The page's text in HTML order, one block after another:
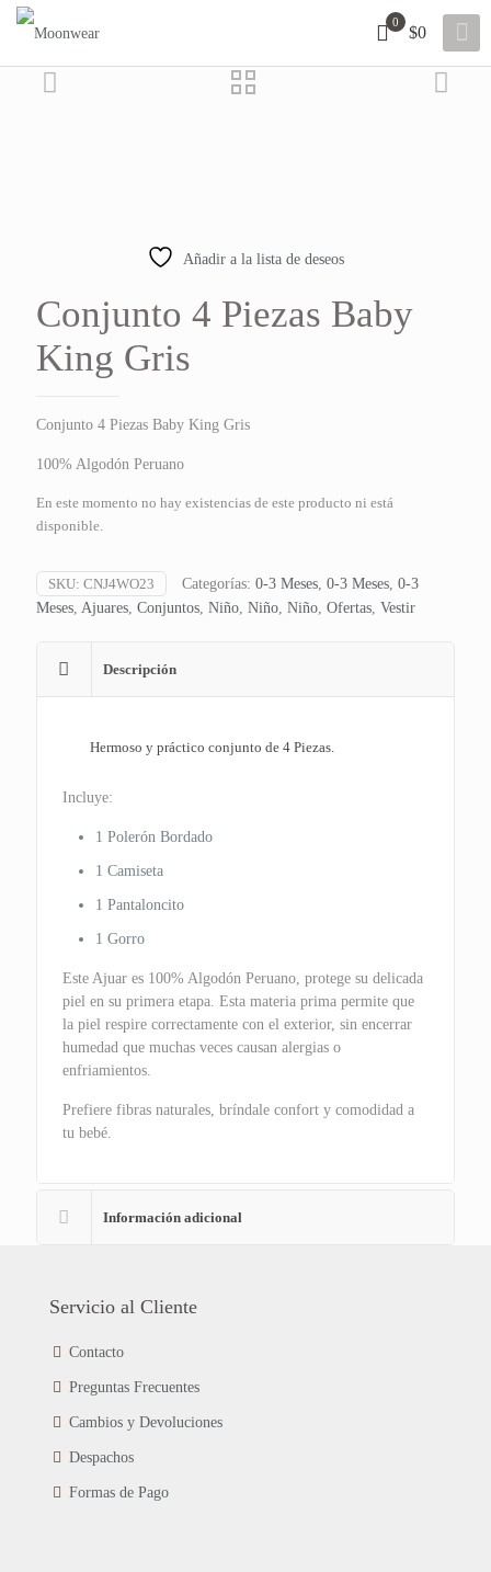
0
$0
Añadir a la lista de deseos
Conjunto 4 Piezas Baby
King Gris
Conjunto 4 Piezas Baby King Gris
100% Algodón Peruano
En este momento no hay existencias de este producto ni está
disponible.
SKU: CNJ4WO23 Categorías: 0-3 Meses, 0-3 Meses, 0-3
Meses, Ajuares, Conjuntos, Niño, Niño, Niño, Ofertas, Vestir
Descripción
Hermoso y práctico conjunto de 4 Piezas.
Incluye:
1 Polerón Bordado
1 Camiseta
1 Pantaloncito
1 Gorro
Este Ajuar es 100% Algodón Peruano, protege su delicada
piel en su primera etapa. Esta materia prima permite que
la piel respire correctamente con el exterior, sin encerrar
humedad que muchas veces causan alergias o
enfriamientos.
Prefiere fibras naturales, bríndale confort y comodidad a
tu bebé.
Información adicional
Servicio al Cliente
Contacto
Preguntas Frecuentes
Cambios y Devoluciones
Despachos
Formas de Pago